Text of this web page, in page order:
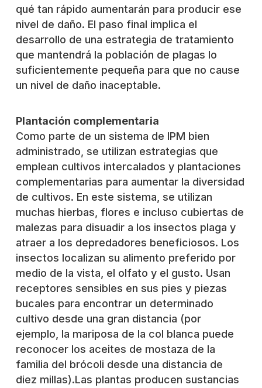
qué tan rápido aumentarán para producir ese
nivel de daño. El paso final implica el
desarrollo de una estrategia de tratamiento
que mantendrá la población de plagas lo
suficientemente pequeña para que no cause
un nivel de daño inaceptable.
Plantación complementaria
Como parte de un sistema de IPM bien
administrado, se utilizan estrategias que
emplean cultivos intercalados y plantaciones
complementarias para aumentar la diversidad
de cultivos. En este sistema, se utilizan
muchas hierbas, flores e incluso cubiertas de
malezas para disuadir a los insectos plaga y
atraer a los depredadores beneficiosos. Los
insectos localizan su alimento preferido por
medio de la vista, el olfato y el gusto. Usan
receptores sensibles en sus pies y piezas
bucales para encontrar un determinado
cultivo desde una gran distancia (por
ejemplo, la mariposa de la col blanca puede
reconocer los aceites de mostaza de la
familia del brócoli desde una distancia de
diez millas).Las plantas producen sustancias